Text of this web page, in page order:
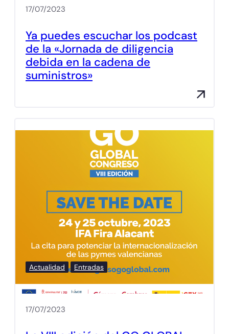
17/07/2023
Ya puedes escuchar los podcast
de la «Jornada de diligencia
debida en la cadena de
suministros»
Actualidad Entradas
17/07/2023